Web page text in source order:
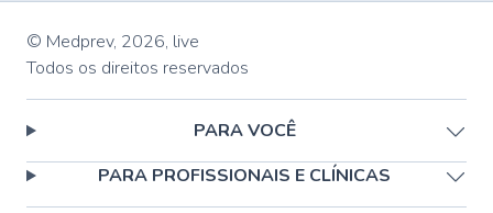
© Medprev, 2026, live
Todos os direitos reservados
PARA VOCÊ
PARA PROFISSIONAIS E CLÍNICAS